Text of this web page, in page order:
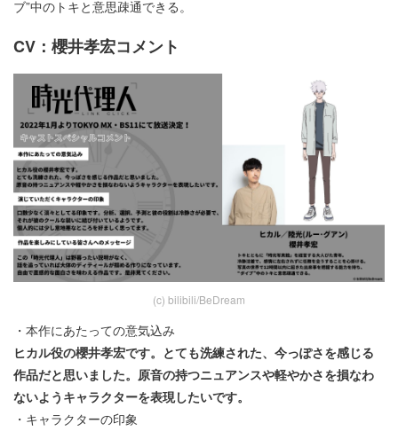
ブ”中のトキと意思疎通できる。
CV：櫻井孝宏コメント
(c) bilibili/BeDream
・本作にあたっての意気込み
ヒカル役の櫻井孝宏です。とても洗練された、今っぽさを感じる
作品だと思いました。原音の持つニュアンスや軽やかさを損なわ
ないようキャラクターを表現したいです。
・キャラクターの印象